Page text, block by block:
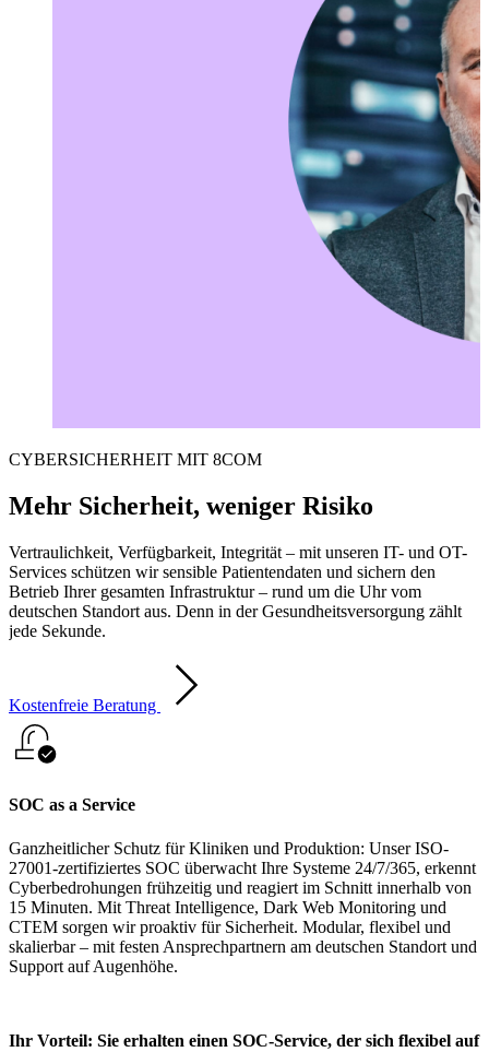
CYBERSICHERHEIT MIT 8COM
Mehr Sicherheit, weniger Risiko
Vertraulichkeit, Verfügbarkeit, Integrität – mit unseren IT- und OT-
Services schützen wir sensible Patientendaten und sichern den
Betrieb Ihrer gesamten Infrastruktur – rund um die Uhr vom
deutschen Standort aus. Denn in der Gesundheitsversorgung zählt
jede Sekunde.
Kostenfreie Beratung
SOC as a Service
Ganzheitlicher Schutz für Kliniken und Produktion: Unser ISO-
27001-zertifiziertes SOC überwacht Ihre Systeme 24/7/365, erkennt
Cyberbedrohungen frühzeitig und reagiert im Schnitt innerhalb von
15 Minuten. Mit Threat Intelligence, Dark Web Monitoring und
CTEM sorgen wir proaktiv für Sicherheit. Modular, flexibel und
skalierbar – mit festen Ansprechpartnern am deutschen Standort und
Support auf Augenhöhe.
Ihr Vorteil: Sie erhalten einen SOC-Service, der sich flexibel auf